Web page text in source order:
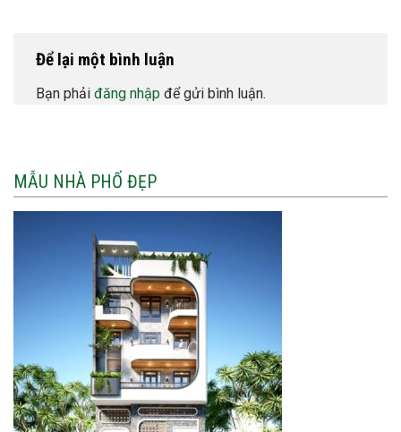
Để lại một bình luận
Bạn phải đăng nhập để gửi bình luận.
MẪU NHÀ PHỐ ĐẸP